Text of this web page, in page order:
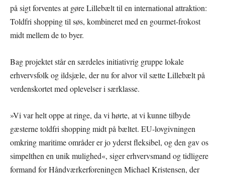
på sigt forventes at gøre Lillebælt til en international attraktion:
Toldfri shopping til søs, kombineret med en gourmet-frokost
midt mellem de to byer.
Bag projektet står en særdeles initiativrig gruppe lokale
erhvervsfolk og ildsjæle, der nu for alvor vil sætte Lillebælt på
verdenskortet med oplevelser i særklasse.
»Vi var helt oppe at ringe, da vi hørte, at vi kunne tilbyde
gæsterne toldfri shopping midt på bæltet. EU-lovgivningen
omkring maritime områder er jo yderst fleksibel, og den gav os
simpelthen en unik mulighed«, siger erhvervsmand og tidligere
formand for Håndværkerforeningen Michael Kristensen, der